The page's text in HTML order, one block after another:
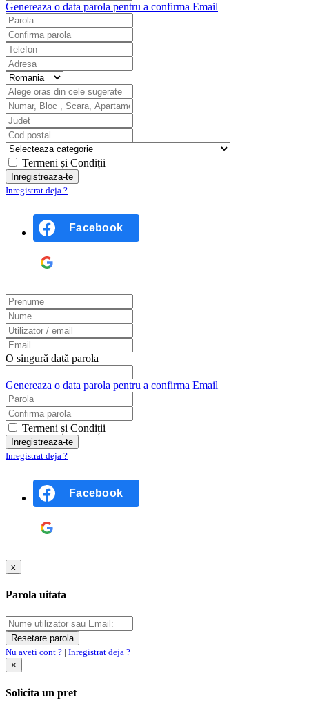
Genereaza o data parola pentru a confirma Email
Termeni și Condiții
Inregistrat deja ?
Facebook
O singură dată parola
Genereaza o data parola pentru a confirma Email
Termeni și Condiții
Inregistrat deja ?
Facebook
x
Parola uitata
Nu aveti cont ? | Inregistrat deja ?
×
Solicita un pret